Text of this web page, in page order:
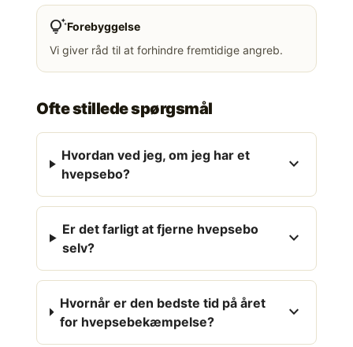
tips_and_updatesForebyggelse
Vi giver råd til at forhindre fremtidige angreb.
Ofte stillede spørgsmål
Hvordan ved jeg, om jeg har et
hvepsebo?
expand_more
Er det farligt at fjerne hvepsebo
selv?
expand_more
Hvornår er den bedste tid på året
for hvepsebekæmpelse?
expand_more